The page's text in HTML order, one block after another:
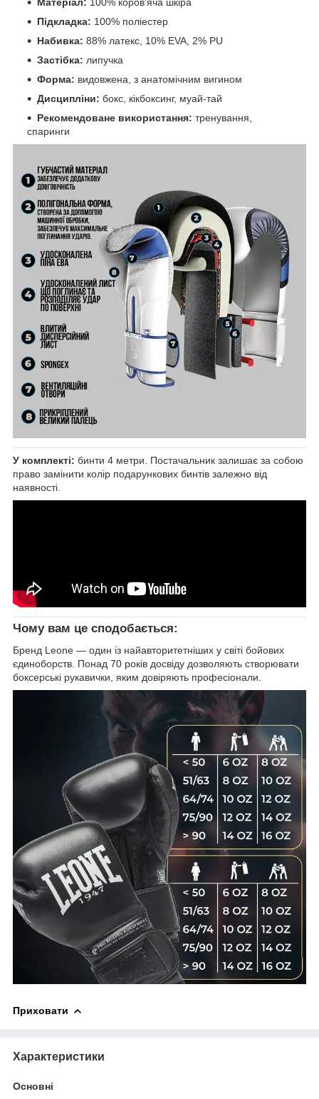
Підкладка: 100% поліестер
Набивка: 88% латекс, 10% EVA, 2% PU
Застібка: липучка
Форма: видовжена, з анатомічним вигином
Дисципліни: бокс, кікбоксинг, муай-тай
Рекомендоване використання: тренування,
спаринги
У комплекті: бинти 4 метри. Постачальник залишає за собою
право замінити колір подарункових бинтів залежно від
наявності.
Чому вам це сподобається:
Бренд Leone — один із найавторитетніших у світі бойових
єдиноборств. Понад 70 років досвіду дозволяють створювати
боксерські рукавички, яким довіряють професіонали.
Приховати
Характеристики
Основні